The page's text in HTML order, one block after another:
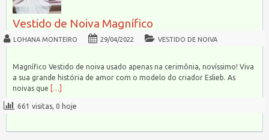
Vestido de Noiva Magnífico
LOHANA MONTEIRO 29/04/2022 VESTIDO DE NOIVA
Magnífico Vestido de noiva usado apenas na cerimônia, novíssimo! Viva
a sua grande história de amor com o modelo do criador Eslieb. As
noivas que
[…]
661 visitas, 0 hoje